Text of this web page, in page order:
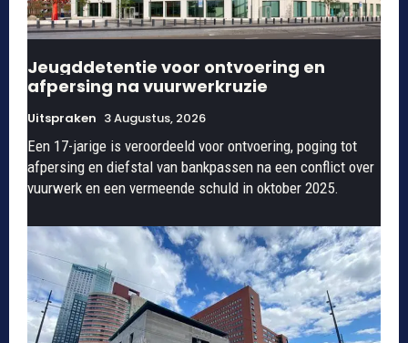
Jeugddetentie voor ontvoering en
afpersing na vuurwerkruzie
Uitspraken 3 Augustus, 2026
Een 17-jarige is veroordeeld voor ontvoering, poging tot
afpersing en diefstal van bankpassen na een conflict over
vuurwerk en een vermeende schuld in oktober 2025.